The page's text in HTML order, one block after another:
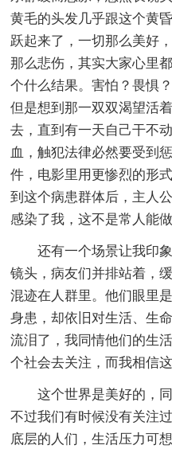
黄毛的头发几乎跟这个黄
跃起来了，一切那么美好
那么悲伤，其实大家心里
个什么结果。害怕？畏惧
但是想到那一双双渴望活
去，直到有一天自己干不
血，触犯法律必然要受到
件，电影里用更惨烈的形
到这个病患群体后，主人
感染了我，这不是常人能
还有一个场景让我印
镜头，病友们并排站着，
混迹在人群里。他们眼里
身患，却依旧对生活、生
流泪了，我同情他们的生
个社会去关注，而我相信
这个世界是美好的，
不过我们有时候没有关注
底层的人们，生活压力可